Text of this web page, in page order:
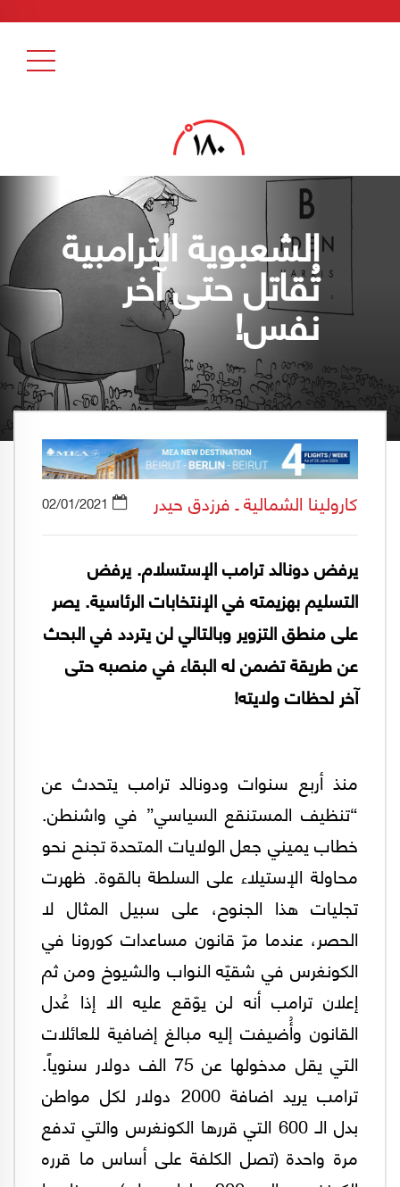
الشعبوية الترامبية
تُقاتل حتى آخر
نفس!
كارولينا الشمالية ـ فرزدق حيدر 02/01/2021
يرفض دونالد ترامب الإستسلام. يرفض
التسليم بهزيمته في الإنتخابات الرئاسية. يصر
على منطق التزوير وبالتالي لن يتردد في البحث
عن طريقة تضمن له البقاء في منصبه حتى
آخر لحظات ولايته!
منذ أربع سنوات ودونالد ترامب يتحدث عن
“تنظيف المستنقع السياسي” في واشنطن.
خطاب يميني جعل الولايات المتحدة تجنح نحو
محاولة الإستيلاء على السلطة بالقوة. ظهرت
تجليات هذا الجنوح، على سبيل المثال لا
الحصر، عندما مرّ قانون مساعدات كورونا في
الكونغرس في شقيّه النواب والشيوخ ومن ثم
إعلان ترامب أنه لن يوّقع عليه الا إذا عُدل
القانون وأُضيفت إليه مبالغ إضافية للعائلات
التي يقل مدخولها عن 75 الف دولار سنوياً.
ترامب يريد اضافة 2000 دولار لكل مواطن
بدل الـ 600 التي قررها الكونغرس والتي تدفع
مرة واحدة (تصل الكلفة على أساس ما قرره